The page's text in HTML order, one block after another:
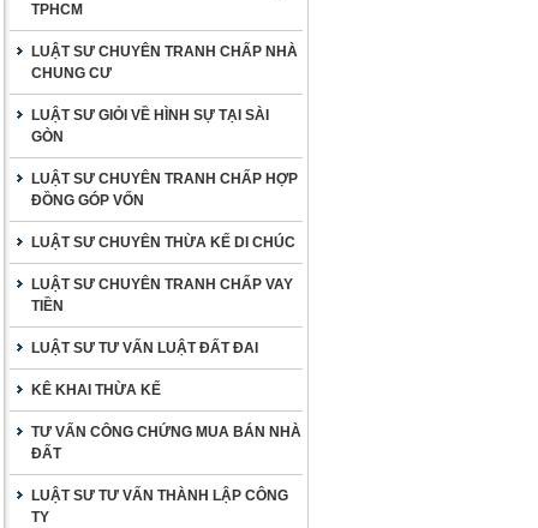
TPHCM
LUẬT SƯ CHUYÊN TRANH CHẤP NHÀ
CHUNG CƯ
LUẬT SƯ GIỎI VỀ HÌNH SỰ TẠI SÀI
GÒN
LUẬT SƯ CHUYÊN TRANH CHẤP HỢP
ĐỒNG GÓP VỐN
LUẬT SƯ CHUYÊN THỪA KẾ DI CHÚC
LUẬT SƯ CHUYÊN TRANH CHẤP VAY
TIỀN
LUẬT SƯ TƯ VẤN LUẬT ĐẤT ĐAI
KÊ KHAI THỪA KẾ
TƯ VẤN CÔNG CHỨNG MUA BÁN NHÀ
ĐẤT
LUẬT SƯ TƯ VẤN THÀNH LẬP CÔNG
TY